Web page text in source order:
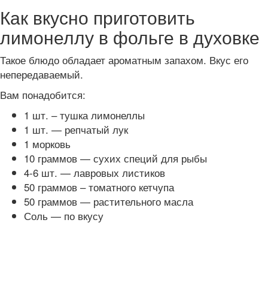
Как вкусно приготовить
лимонеллу в фольге в духовке
Такое блюдо обладает ароматным запахом. Вкус его
непередаваемый.
Вам понадобится:
1 шт. – тушка лимонеллы
1 шт. — репчатый лук
1 морковь
10 граммов — сухих специй для рыбы
4-6 шт. — лавровых листиков
50 граммов – томатного кетчупа
50 граммов — растительного масла
Соль — по вкусу